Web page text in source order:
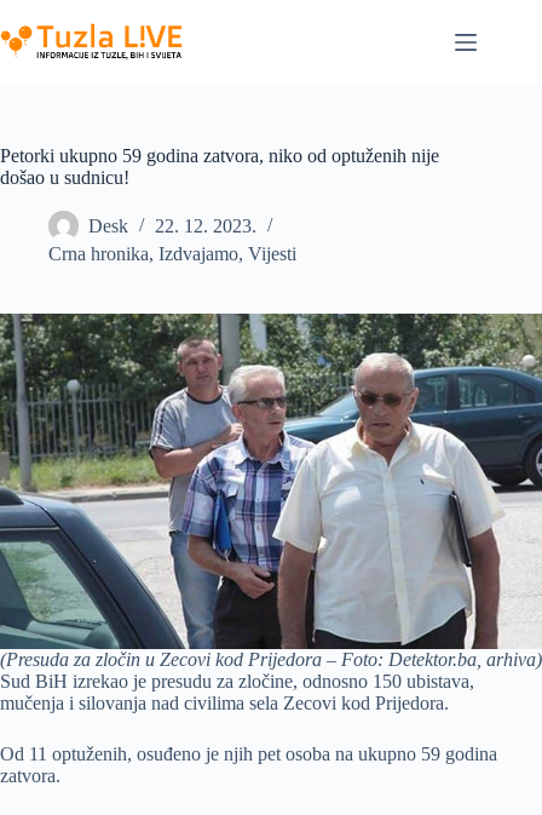
to
content
Petorki ukupno 59 godina zatvora, niko od optuženih nije
došao u sudnicu!
Desk
22. 12. 2023.
Crna hronika, Izdvajamo, Vijesti
(Presuda za zločin u Zecovi kod Prijedora – Foto: Detektor.ba, arhiva)
Sud BiH izrekao je presudu za zločine, odnosno 150 ubistava,
mučenja i silovanja nad civilima sela Zecovi kod Prijedora.
Od 11 optuženih, osuđeno je njih pet osoba na ukupno 59 godina
zatvora.